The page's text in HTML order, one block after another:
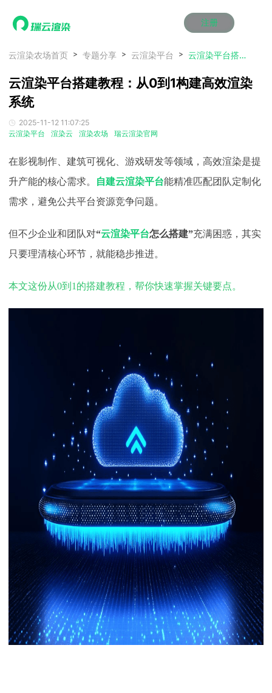
注册
首页
产品服务
云制作
瑞兔百宝箱
AI视频插帧
云制作
瑞兔百宝箱
AI视频插帧
云制作
瑞兔百宝箱
AI视频插帧
云制作
瑞兔百宝箱
AI视频插帧
云制作
瑞兔百宝箱
AI视频插帧
云制作
瑞兔百宝箱
AI视频插帧
Maya云渲染方案
Cinema 4D云渲染方案
Maya AI渲染方案
Maya云渲染方案
Cinema 4D云渲染方案
Maya AI渲染方案
Maya云渲染方案
Cinema 4D云渲染方案
Maya AI渲染方案
Maya云渲染方案
Cinema 4D云渲染方案
Maya AI渲染方案
Maya云渲染方案
Cinema 4D云渲染方案
Maya AI渲染方案
Maya云渲染方案
Cinema 4D云渲染方案
Maya AI渲染方案
动画价格
效果图价格
云制作价格
动画价格
效果图价格
云制作价格
动画价格
效果图价格
云制作价格
动画价格
效果图价格
云制作价格
动画价格
效果图价格
云制作价格
动画价格
效果图价格
云制作价格
资讯&赛事
新闻资讯
渲染百科
渲染大赛
泛CG交流会
新闻资讯
渲染百科
渲染大赛
泛CG交流会
新闻资讯
渲染百科
渲染大赛
泛CG交流会
新闻资讯
渲染百科
渲染大赛
泛CG交流会
新闻资讯
渲染百科
渲染大赛
泛CG交流会
新闻资讯
渲染百科
渲染大赛
泛CG交流会
特惠专区
关于我们
下载动画客户端
动画客户端
动画客户端
动画客户端
动画客户端
动画客户端
云渲染农场首页 专题分享 云渲染平台 云渲染平台搭建教程：从0到1构建高效渲染系统
云渲染平台搭建教程：从0到1构建高效渲染
系统
2025-11-12 11:07:25
云渲染平台
渲染云 渲染农场 瑞云渲染官网
在影视制作、建筑可视化、游戏研发等领域，高效渲染是提
升产能的核心需求。
自建云渲染平台能精准匹配团队定制化
需求，避免公共平台资源竞争问题。
但不少企业和团队对“云渲染平台怎么搭建”充满困惑，其实
只要理清核心环节，就能稳步推进。
本文这份从0到1的搭建教程，帮你快速掌握关键要点。